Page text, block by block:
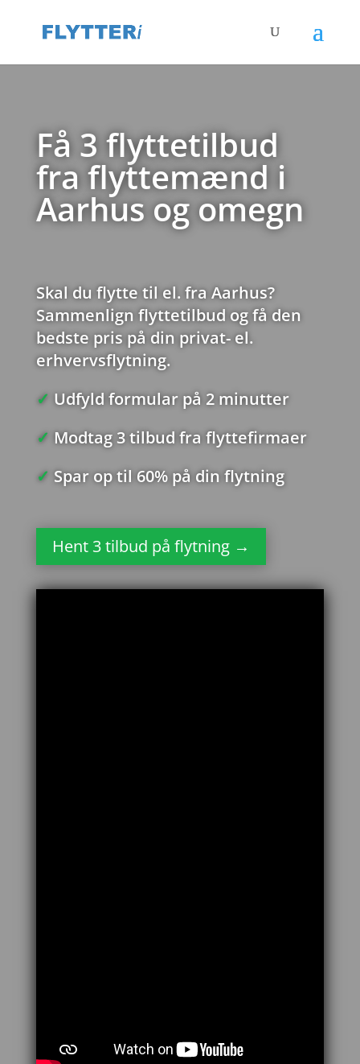
Få 3 flyttetilbud
fra flyttemænd i
Aarhus og omegn
Skal du flytte til el. fra Aarhus?
Sammenlign flyttetilbud og få den
bedste pris på din privat- el.
erhvervsflytning.
✓ Udfyld formular på 2 minutter
✓ Modtag 3 tilbud fra flyttefirmaer
✓ Spar op til 60% på din flytning
Hent 3 tilbud på flytning →